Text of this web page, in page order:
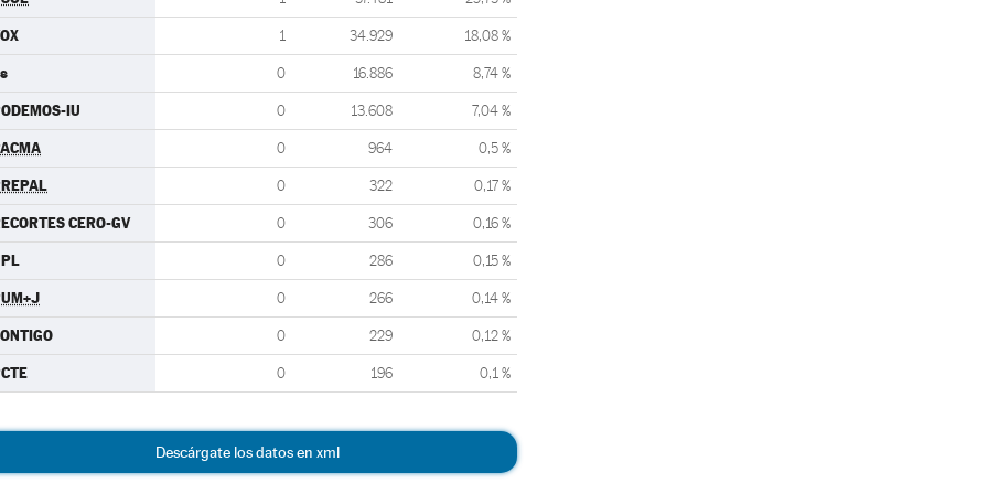
1 34.929 18,08 %
0 16.886 8,74 %
IU 0 13.608 7,04 %
0 964 0,5 %
0 322 0,17 %
CERO-GV 0 306 0,16 %
0 286 0,15 %
0 266 0,14 %
0 229 0,12 %
0 196 0,1 %
Descárgate los datos en xml